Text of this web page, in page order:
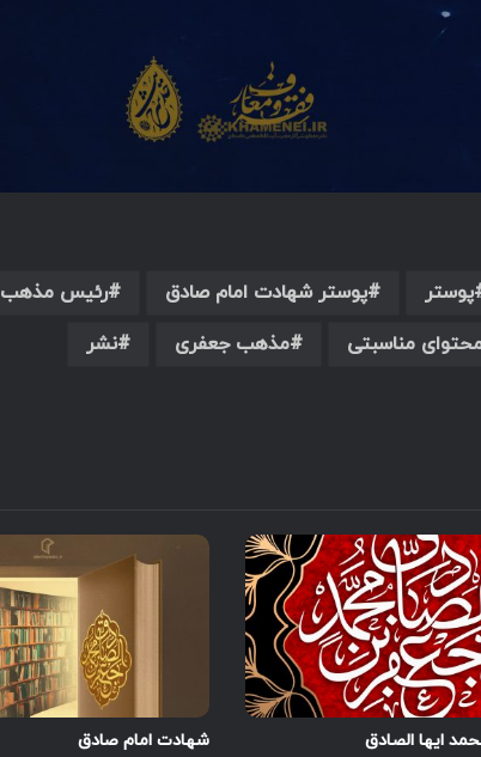
پوستر پوستر شهادت امام صادق رئیس مذهب
مناسبتی مذهب جعفری نشر
ایها الصادق شهادت امام صادق